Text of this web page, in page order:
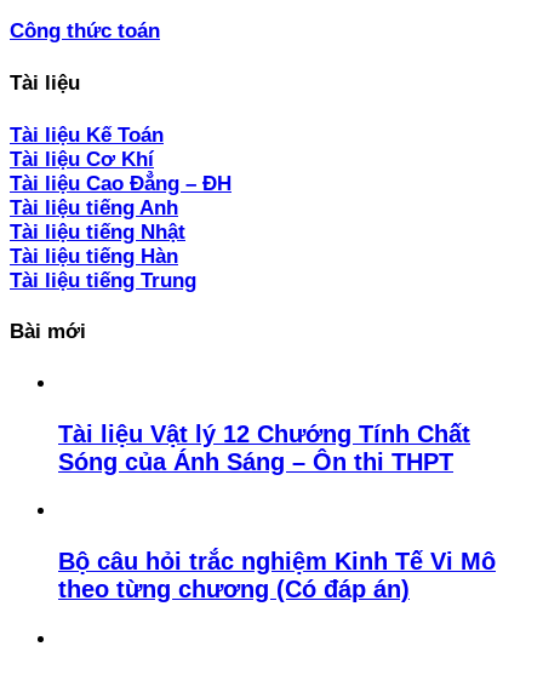
Công thức toán
Tài liệu
Tài liệu Kế Toán
Tài liệu Cơ Khí
Tài liệu Cao Đẳng – ĐH
Tài liệu tiếng Anh
Tài liệu tiếng Nhật
Tài liệu tiếng Hàn
Tài liệu tiếng Trung
Bài mới
Tài liệu Vật lý 12 Chướng Tính Chất
Sóng của Ánh Sáng – Ôn thi THPT
Bộ câu hỏi trắc nghiệm Kinh Tế Vi Mô
theo từng chương (Có đáp án)